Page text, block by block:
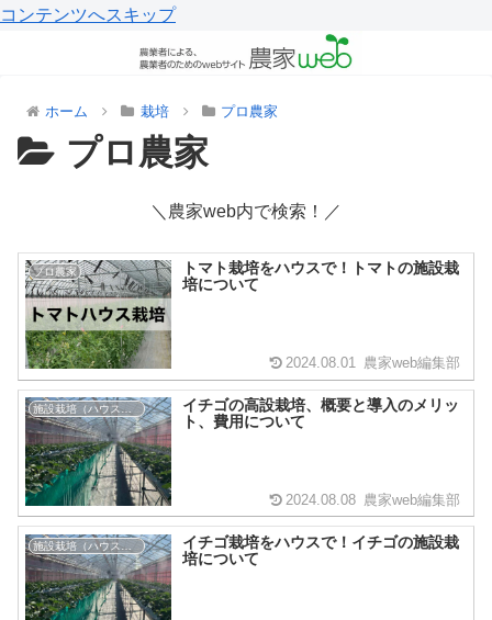
コンテンツへスキップ
ホーム 栽培 プロ農家
プロ農家
＼農家web内で検索！／
プロ農家
トマト栽培をハウスで！トマトの施設栽
培について
2024.08.01 農家web編集部
施設栽培（ハウス栽培）
イチゴの高設栽培、概要と導入のメリッ
ト、費用について
2024.08.08 農家web編集部
施設栽培（ハウス栽培）
イチゴ栽培をハウスで！イチゴの施設栽
培について